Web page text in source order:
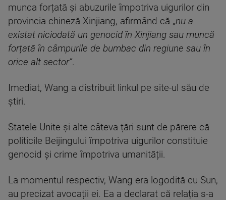
munca forțată și abuzurile împotriva uigurilor din
provincia chineză Xinjiang, afirmând că „nu a
existat niciodată un genocid în Xinjiang sau muncă
forțată în câmpurile de bumbac din regiune sau în
orice alt sector”.
Imediat, Wang a distribuit linkul pe site-ul său de
știri.
Statele Unite și alte câteva țări sunt de părere că
politicile Beijingului împotriva uigurilor constituie
genocid și crime împotriva umanității.
La momentul respectiv, Wang era logodită cu Sun,
au precizat avocații ei. Ea a declarat că relația s-a